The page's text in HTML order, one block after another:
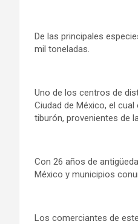
De las principales
mil toneladas.
Uno de los centros de
Ciudad de México, el
tiburón, provenientes de
Con 26 años de
México y municipios
Los comerciantes de